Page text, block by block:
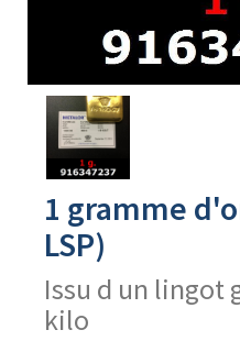
Avers
produit
1 gramme
LSP)
Issu d un lingot
kilo